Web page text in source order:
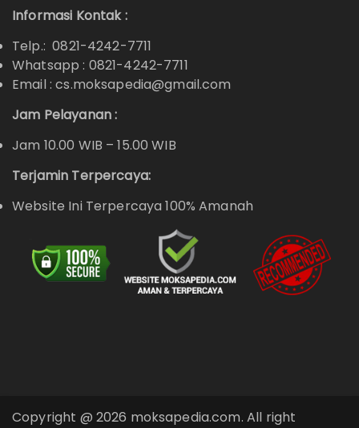
Informasi Kontak :
Telp.: 0821-4242-7711
Whatsapp : 0821-4242-7711
Email : cs.moksapedia@gmail.com
Jam Pelayanan :
Jam 10.00 WIB – 15.00 WIB
Terjamin Terpercaya:
Website Ini Terpercaya 100% Amanah
Copyright @ 2026 moksapedia.com. All right